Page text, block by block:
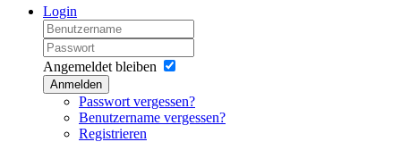
Login
Angemeldet bleiben
Anmelden
Passwort vergessen?
Benutzername vergessen?
Registrieren